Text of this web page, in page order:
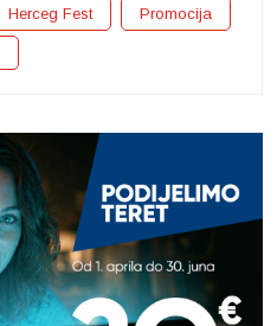
Herceg Fest Promocija